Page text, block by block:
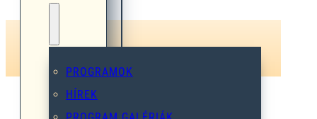
PROGRAMOK
HÍREK